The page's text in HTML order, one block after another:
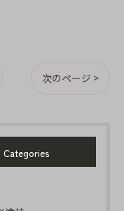
次のページ >
Categories